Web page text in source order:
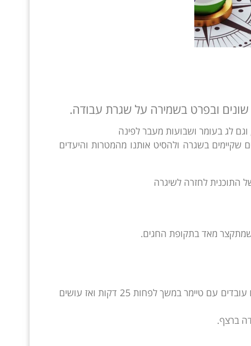
ובפרט בשמירה על שגרת עבודה.
לג בעומר ושבועות מעבר לפינה
בשגרה ולהסיט אותנו מהמטרות והיעדים
שמתקצר מאד בתקופת החגים.
השתמשו בטכניקות ניהול זמן כמו "טכניקת פומודורו" שבו אתם עובדים עם טיימר במשך לפחות 25 דקות ואז עושים
ברצף.